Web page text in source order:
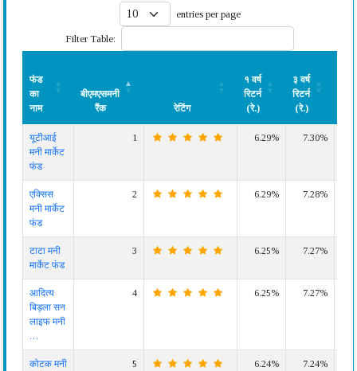
entries per page
Filter Table:
फंड
का
नाम
बीएमएसमनी
रैंक
रेटिंग
१ वर्ष
रिटर्न
(रे.)
३ वर्ष
रिटर्न
(रे.)
फंड
का
नाम
रिटर्न
रिटर्न
यूटीआई
मनी मार्केट
फंड
1 6.29% 7.30%
एक्सिस
मनी मार्केट
फंड
2 6.29% 7.28%
टाटा मनी
मार्केट फंड
3 6.25% 7.27%
आदित्य
बिड़ला सन
लाइफ मनी
…
4 6.25% 7.27%
कोटक मनी
5 6.24% 7.24%